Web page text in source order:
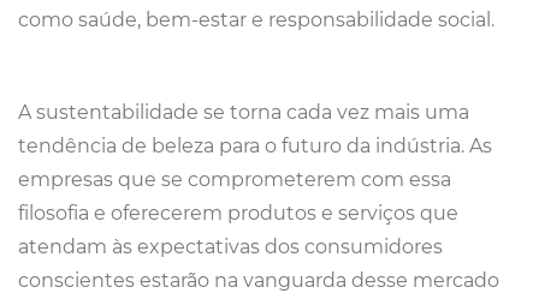
como saúde, bem-estar e responsabilidade social.
A sustentabilidade se torna cada vez mais uma
tendência de beleza para o futuro da indústria. As
empresas que se comprometerem com essa
filosofia e oferecerem produtos e serviços que
atendam às expectativas dos consumidores
conscientes estarão na vanguarda desse mercado